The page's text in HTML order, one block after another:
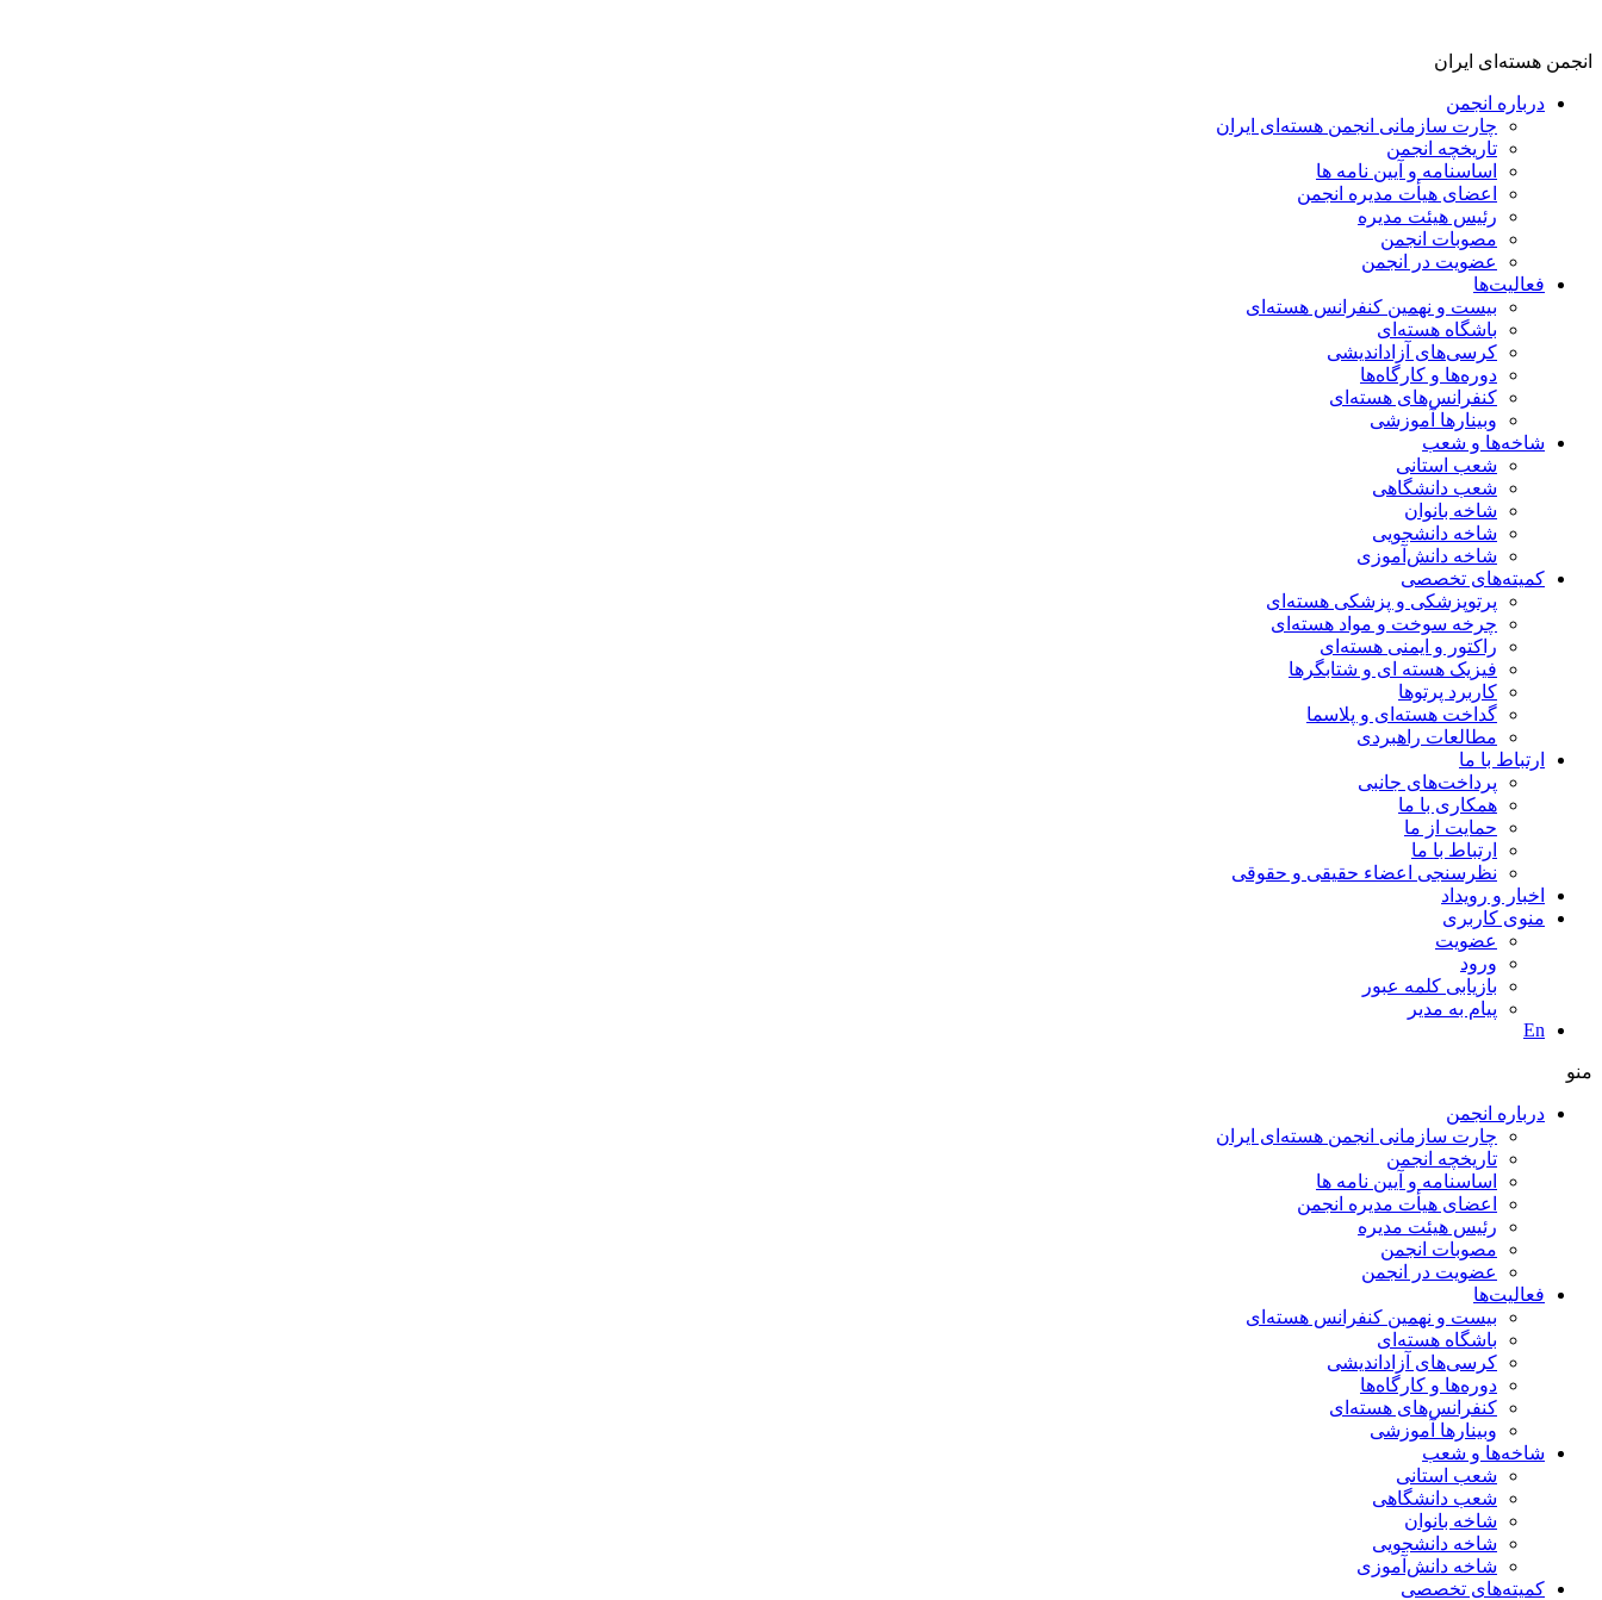
انجمن هسته‌ای ایران
درباره انجمن
چارت سازمانی انجمن هسته‌ای ایران
تاریخچه انجمن
اساسنامه و آیین نامه ها
اعضای هیأت مدیره انجمن
رئیس هیئت مدیره
مصوبات انجمن
عضویت در انجمن
فعالیت‌ها
بیست و نهمین کنفرانس هسته‌ای
باشگاه هسته‌ای
کرسی‌های آزاداندیشی
دوره‌ها و کارگاه‌ها
کنفرانس‌های هسته‌ای
وبینارها آموزشی
شاخه‌ها و شعب
شعب استانی
شعب دانشگاهی
شاخه بانوان
شاخه دانشجویی
شاخه دانش‌آموزی
کمیته‌های تخصصی
پرتوپزشکی و پزشکی هسته‌ای
چرخه سوخت و مواد هسته‌ای
راکتور و ایمنی هسته‌ای
فیزیک هسته ای و شتابگرها
کاربرد پرتوها
گداخت هسته‌ای و پلاسما
مطالعات راهبردی
ارتباط با ما
پرداخت‌های جانبی
همکاری با ما
حمايت از ما
ارتباط با ما
نظر‌سنجی اعضاء حقیقی و حقوقی
اخبار و رويداد
منوی کاربری
عضویت
ورود
بازیابی کلمه عبور
پیام به مدير
En
منو
درباره انجمن
چارت سازمانی انجمن هسته‌ای ایران
تاریخچه انجمن
اساسنامه و آیین نامه ها
اعضای هیأت مدیره انجمن
رئیس هیئت مدیره
مصوبات انجمن
عضویت در انجمن
فعالیت‌ها
بیست و نهمین کنفرانس هسته‌ای
باشگاه هسته‌ای
کرسی‌های آزاداندیشی
دوره‌ها و کارگاه‌ها
کنفرانس‌های هسته‌ای
وبینارها آموزشی
شاخه‌ها و شعب
شعب استانی
شعب دانشگاهی
شاخه بانوان
شاخه دانشجویی
شاخه دانش‌آموزی
کمیته‌های تخصصی